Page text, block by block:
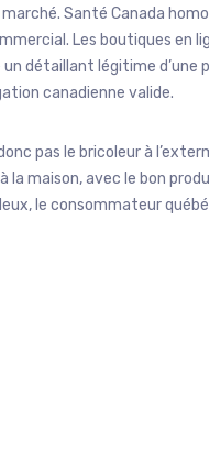
Santé Canada
Les boutiques en
détaillant légitime
canadienne valide.
pas le bricoleur à
la maison, avec le bon
le consommateur